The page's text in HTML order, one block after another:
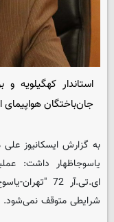
استاندار
جان‌باختگان هواپیمای ای.تی.آر۷۲ "تهران-
به گزارش ایسکانیوز
یاسوجاظهار داشت:
ای.تی.آر 72
شرایطی متوقف نمی‌شود.